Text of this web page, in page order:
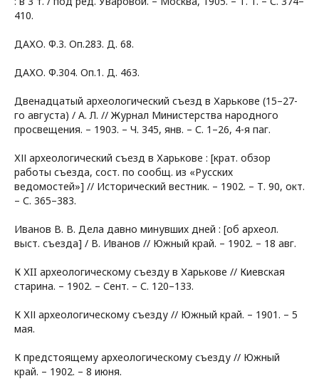
410.
ДАХО. Ф.3. Оп.283. Д. 68.
ДАХО. Ф.304. Оп.1. Д. 463.
Двенадцатый археологический съезд в Харькове (15–27-
го августа) / А. Л. // Журнал Министерства народного
просвещения. – 1903. – Ч. 345, янв. – С. 1–26, 4-я паг.
ХІІ археологический съезд в Харькове : [крат. обзор
работы съезда, сост. по сообщ. из «Русских
ведомостей»] // Исторический вестник. – 1902. – Т. 90, окт.
– С. 365–383.
Иванов В. В. Дела давно минувших дней : [об археол.
выст. съезда] / В. Иванов // Южный край. – 1902. – 18 авг.
К ХII археологическому съезду в Харькове // Киевская
старина. – 1902. – Сент. – С. 120–133.
К ХІІ археологическому съезду // Южный край. – 1901. – 5
мая.
К предстоящему археологическому съезду // Южный
край. – 1902. – 8 июня.